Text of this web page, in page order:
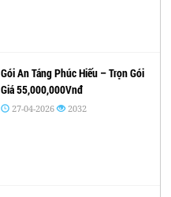
Gói An Táng Phúc Hiếu – Trọn Gói
Giá 55,000,000Vnđ
27-04-2026 2032